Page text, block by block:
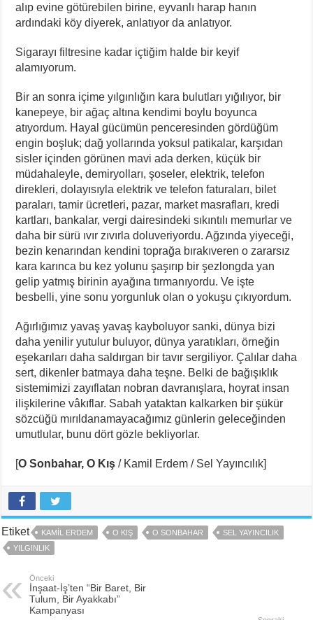
alıp evine götürebilen birine, eyvanlı harap hanın
ardındaki köy diyerek, anlatıyor da anlatıyor.
Sigarayı filtresine kadar içtiğim halde bir keyif
alamıyorum.
Bir an sonra içime yılgınlığın kara bulutları yığılıyor, bir
kanepeye, bir ağaç altına kendimi boylu boyunca
atıyordum. Hayal gücümün penceresinden gördüğüm
engin boşluk; dağ yollarında yoksul patikalar, karşıdan
sisler içinden görünen mavi ada derken, küçük bir
müdahaleyle, demiryolları, şoseler, elektrik, telefon
direkleri, dolayısıyla elektrik ve telefon faturaları, bilet
paraları, tamir ücretleri, pazar, market masrafları, kredi
kartları, bankalar, vergi dairesindeki sıkıntılı memurlar ve
daha bir sürü ıvır zıvırla doluveriyordu. Ağzında yiyeceği,
bezin kenarından kendini toprağa bırakıveren o zararsız
kara karınca bu kez yolunu şaşırıp bir şezlongda yan
gelip yatmış birinin ayağına tırmanıyordu. Ve işte
besbelli, yine sonu yorgunluk olan o yokuşu çıkıyordum.
Ağırlığımız yavaş yavaş kayboluyor sanki, dünya bizi
daha yenilir yutulur buluyor, dünya yaratıkları, örneğin
eşekarıları daha saldırgan bir tavır sergiliyor. Çalılar daha
sert, dikenler batmaya daha teşne. Belki de bağışıklık
sistemimizi zayıflatan nobran davranışlara, hoyrat insan
ilişkilerine vâkıflar. Sabah yataktan kalkarken bir şükür
sözcüğü mırıldanamayacağımız günlerin geleceğinden
umutlular, bunu dört gözle bekliyorlar.
[O Sonbahar, O Kış / Kamil Erdem / Sel Yayıncılık]
Etiket KAMIL ERDEM O KIŞ O SONBAHAR
SEL YAYINCILIK
YILGINLIK
Önceki
İnşaat-İş’ten “Bir Baret, Bir
Tulum, Bir Ayakkabı”
Kampanyası